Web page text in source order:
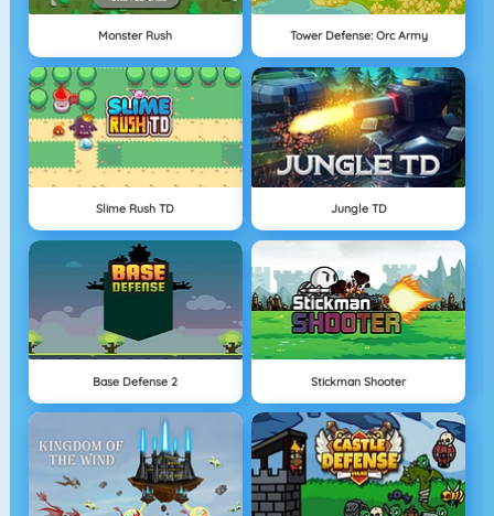
Monster Rush Tower Defense: Orc Army
Slime Rush TD Jungle TD
Base Defense 2 Stickman Shooter